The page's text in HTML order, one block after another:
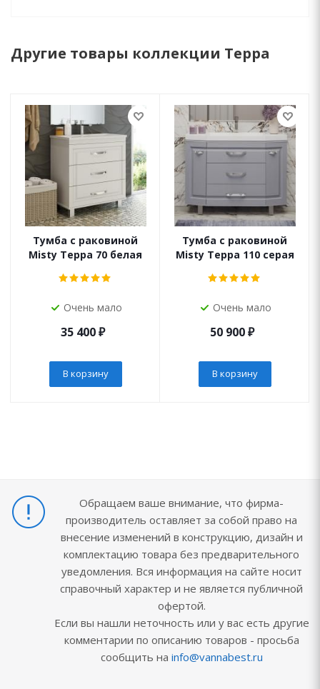
Другие товары коллекции Терра
Тумба с раковиной
Misty Терра 70 белая
Очень мало
35 400₽
В корзину
Тумба с раковиной
Misty Терра 110 серая
Очень мало
50 900₽
В корзину
Обращаем ваше внимание, что фирма-
производитель оставляет за собой право на
внесение изменений в конструкцию, дизайн и
комплектацию товара без предварительного
уведомления. Вся информация на сайте носит
справочный характер и не является публичной
офертой.
Если вы нашли неточность или у вас есть другие
комментарии по описанию товаров - просьба
сообщить на info@vannabest.ru